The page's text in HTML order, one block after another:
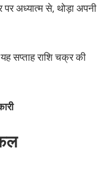
अध्‍यात्‍म से, थोड़ा अपनी
सप्ताह राशि चक्र की